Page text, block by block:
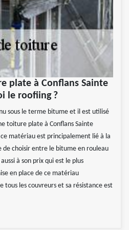
plate à Conflans Sainte
le roofiing ?
sous le terme bitume et il est utilisé
toiture plate à Conflans Sainte
matériau est principalement lié à la
choisir entre le bitume en rouleau
à son prix qui est le plus
en place de ce matériau
tous les couvreurs et sa résistance est